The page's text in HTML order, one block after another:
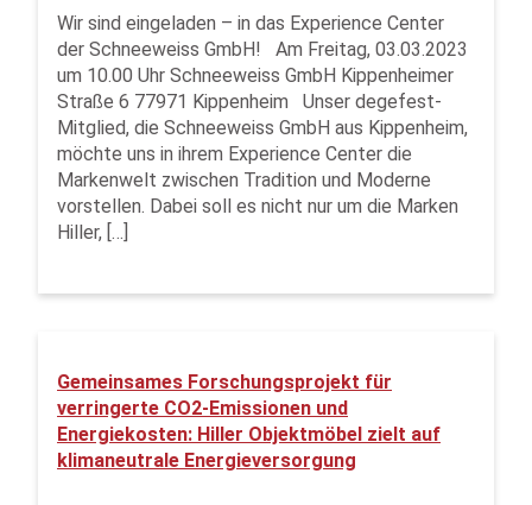
Wir sind eingeladen – in das Experience Center
der Schneeweiss GmbH! Am Freitag, 03.03.2023
um 10.00 Uhr Schneeweiss GmbH Kippenheimer
Straße 6 77971 Kippenheim Unser degefest-
Mitglied, die Schneeweiss GmbH aus Kippenheim,
möchte uns in ihrem Experience Center die
Markenwelt zwischen Tradition und Moderne
vorstellen. Dabei soll es nicht nur um die Marken
Hiller, […]
Gemeinsames Forschungsprojekt für
verringerte CO2-Emissionen und
Energiekosten: Hiller Objektmöbel zielt auf
klimaneutrale Energieversorgung